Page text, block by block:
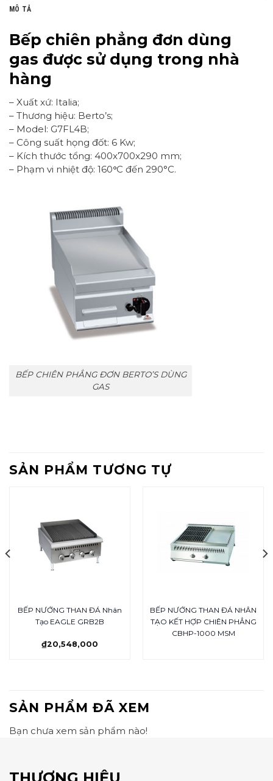
MÔ TẢ
Bếp chiên phẳng đơn dùng
gas được sử dụng trong nhà
hàng
– Xuất xứ: Italia;
– Thương hiệu: Berto’s;
– Model: G7FL4B;
– Công suất họng đốt: 6 Kw;
– Kích thước tổng: 400x700x290 mm;
– Phạm vi nhiệt độ: 160°C đến 290°C.
BẾP CHIÊN PHẲNG ĐƠN BERTO’S DÙNG
GAS
SẢN PHẨM TƯƠNG TỰ
BẾP NƯỚNG THAN ĐÁ Nhân
Tạo EAGLE GRB2B
₫20,548,000
BẾP NƯỚNG THAN ĐÁ NHÂN
TẠO KẾT HỢP CHIÊN PHẲNG
CBHP-1000 MSM
SẢN PHẨM ĐÃ XEM
Bạn chưa xem sản phẩm nào!
THƯƠNG HIỆU